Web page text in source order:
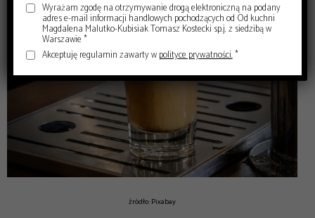
źródło: Pixabay
Wyrażam zgodę na otrzymywanie drogą elektroniczną na podany
adres e-mail informacji handlowych pochodzących od Od kuchni
Magdalena Malutko-Kubisiak Tomasz Kostecki sp.j. z siedzibą w
Warszawie *
Akceptuję regulamin zawarty wpolityce prywatności.*